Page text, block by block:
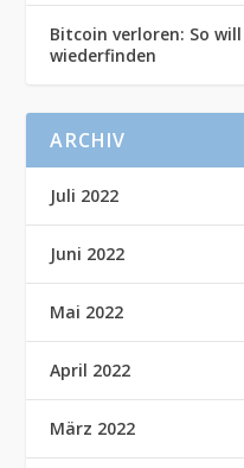
Bitcoin verloren: So
wiederfinden
ARCHIV
Juli 2022
Juni 2022
Mai 2022
April 2022
März 2022